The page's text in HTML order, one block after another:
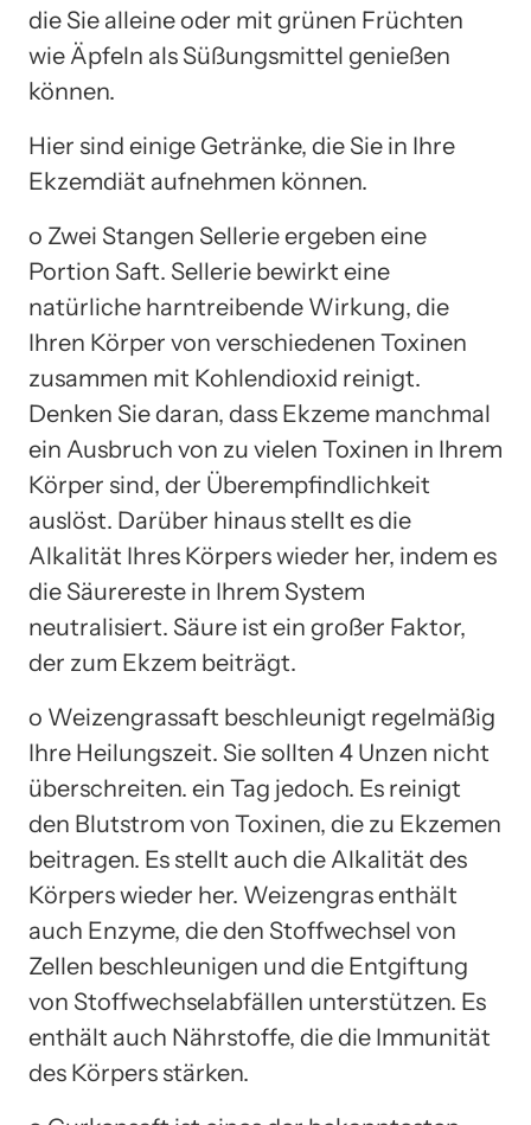
die Sie alleine oder mit grünen Früchten
wie Äpfeln als Süßungsmittel genießen
können.
Hier sind einige Getränke, die Sie in Ihre
Ekzemdiät aufnehmen können.
o Zwei Stangen Sellerie ergeben eine
Portion Saft. Sellerie bewirkt eine
natürliche harntreibende Wirkung, die
Ihren Körper von verschiedenen Toxinen
zusammen mit Kohlendioxid reinigt.
Denken Sie daran, dass Ekzeme manchmal
ein Ausbruch von zu vielen Toxinen in Ihrem
Körper sind, der Überempfindlichkeit
auslöst. Darüber hinaus stellt es die
Alkalität Ihres Körpers wieder her, indem es
die Säurereste in Ihrem System
neutralisiert. Säure ist ein großer Faktor,
der zum Ekzem beiträgt.
o Weizengrassaft beschleunigt regelmäßig
Ihre Heilungszeit. Sie sollten 4 Unzen nicht
überschreiten. ein Tag jedoch. Es reinigt
den Blutstrom von Toxinen, die zu Ekzemen
beitragen. Es stellt auch die Alkalität des
Körpers wieder her. Weizengras enthält
auch Enzyme, die den Stoffwechsel von
Zellen beschleunigen und die Entgiftung
von Stoffwechselabfällen unterstützen. Es
enthält auch Nährstoffe, die die Immunität
des Körpers stärken.